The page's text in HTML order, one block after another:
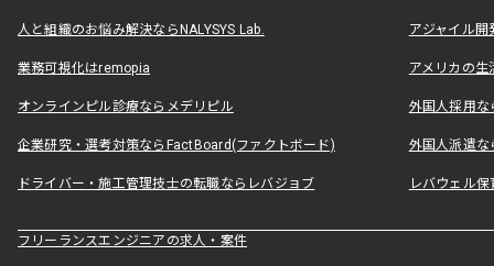
人と組織のお悩み解決ならNALYSYS Lab. アジャイル
業務可視化はremopia アメリカの
オンラインピル診療ならメデリピル 外国人採用
企業研究・選考対策ならFactBoard(ファクトボード) 外国人派遣な
ドライバー・施工管理技士の転職ならレバジョブ レバウェル
フリーランスエンジニアの求人・案件